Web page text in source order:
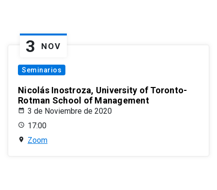
3 NOV
Seminarios
Nicolás Inostroza, University of Toronto-
Rotman School of Management
3 de Noviembre de 2020
17:00
Zoom